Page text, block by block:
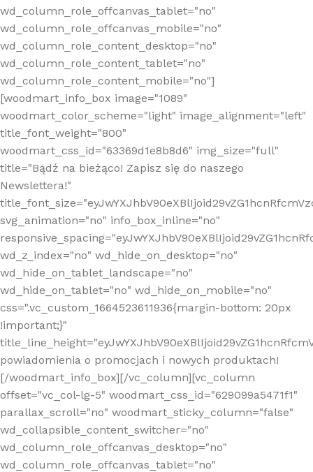
wd_column_role_offcanvas_tablet="no"
wd_column_role_offcanvas_mobile="no"
wd_column_role_content_desktop="no"
wd_column_role_content_tablet="no"
wd_column_role_content_mobile="no"]
[woodmart_info_box image="1089"
woodmart_color_scheme="light" image_alignment="left"
title_font_weight="800"
woodmart_css_id="63369d1e8b8d6" img_size="full"
title="Bądź na bieżąco! Zapisz się do naszego
Newslettera!"
svg_animation="no" info_box_inline="no"
wd_z_index="no" wd_hide_on_desktop="no"
wd_hide_on_tablet_landscape="no"
wd_hide_on_tablet="no" wd_hide_on_mobile="no"
css=".vc_custom_1664523611936{margin-bottom: 20px
!important;}"
powiadomienia o promocjach i nowych produktach!
[/woodmart_info_box][/vc_column][vc_column
offset="vc_col-lg-5" woodmart_css_id="629099a5471f1"
parallax_scroll="no" woodmart_sticky_column="false"
wd_collapsible_content_switcher="no"
wd_column_role_offcanvas_desktop="no"
wd_column_role_offcanvas_tablet="no"